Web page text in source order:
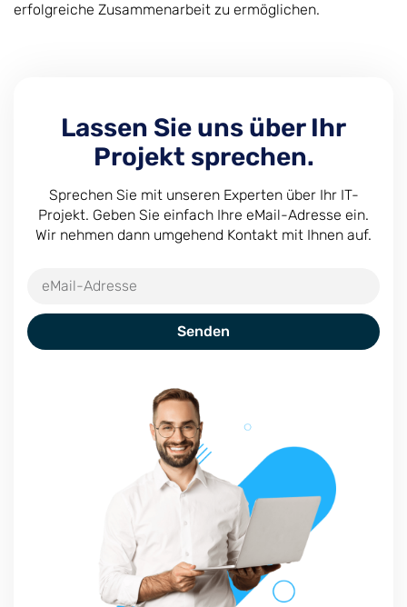
erfolgreiche Zusammenarbeit zu ermöglichen.
Lassen Sie uns über Ihr
Projekt sprechen.
Sprechen Sie mit unseren Experten über Ihr IT-
Projekt. Geben Sie einfach Ihre eMail-Adresse ein.
Wir nehmen dann umgehend Kontakt mit Ihnen auf.
Senden